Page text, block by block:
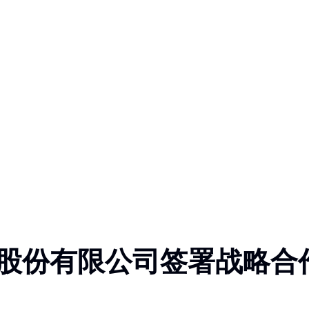
份有限公司签署战略合